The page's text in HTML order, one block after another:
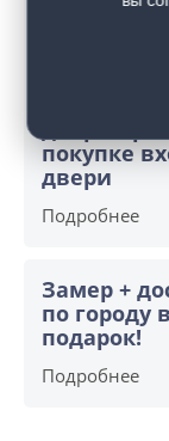
Открой
покупке
двери
Подробнее
Замер +
по городу в
подарок!
Подробнее